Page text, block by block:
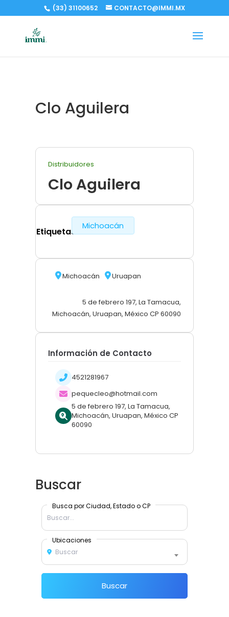
(33) 31100652 CONTACTO@IMMI.MX
Clo Aguilera
Distribuidores
Clo Aguilera
Etiquetas
Michoacán
Michoacán Uruapan
5 de febrero 197, La Tamacua,
Michoacán, Uruapan, México CP 60090
Información de Contacto
4521281967
pequecleo@hotmail.com
5 de febrero 197, La Tamacua,
Michoacán, Uruapan, México CP
60090
Buscar
Busca por Ciudad, Estado o CP
Ubicaciones
Buscar
Buscar